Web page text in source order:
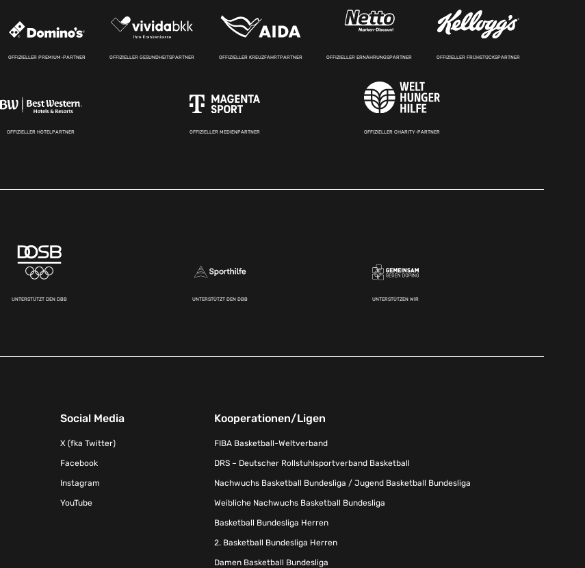
OFFIZIELLER PREMIUM-PARTNER OFFIZIELLER GESUNDHEITSPARTNER OFFIZIELLER KREUZFAHRTPARTNER OFFIZIELLER ERNÄHRUNGSPARTNER OFFIZIELLER FRÜHSTÜCKSPARTNER
HOTELPARTNER OFFIZIELLER MEDIENPARTNER OFFIZIELLER CHARITY-PARTNER
UNTERSTÜTZT DEN DBB UNTERSTÜTZT DEN DBB UNTERSTÜTZEN WIR
Social Media
X (fka Twitter)
Facebook
Instagram
YouTube
Kooperationen/Ligen
FIBA Basketball-Weltverband
DRS – Deutscher Rollstuhlsportverband Basketball
Nachwuchs Basketball Bundesliga / Jugend Basketball Bundesliga
Weibliche Nachwuchs Basketball Bundesliga
Basketball Bundesliga Herren
2. Basketball Bundesliga Herren
Damen Basketball Bundesliga